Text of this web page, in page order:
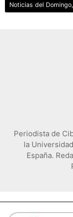
Noticias del
Periodista de
la
España.